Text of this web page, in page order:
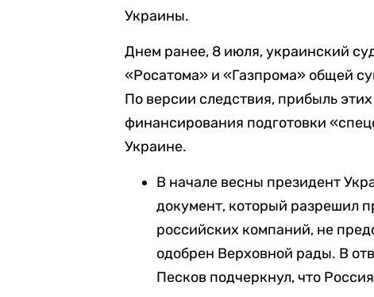
Украины.
Днем ранее, 8 июля, украинский
«Росатома» и «Газпрома» общей
По версии следствия, прибыль
финансирования подготовки
Украине.
В начале весны президент
документ, который разрешил
российских компаний, не
одобрен Верховной рады. В
Песков подчеркнул, что